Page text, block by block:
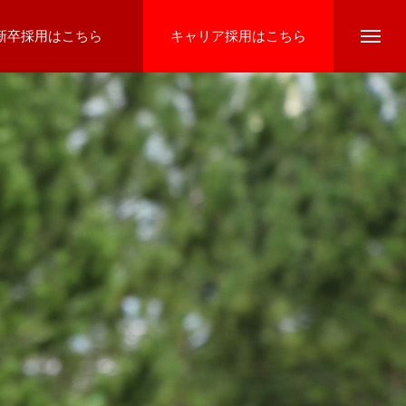
卒採用はこちら キャリア採用はこちら